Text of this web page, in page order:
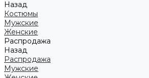
Назад
Костюмы
Мужские
Женские
Распродажа
Назад
Распродажа
Мужские